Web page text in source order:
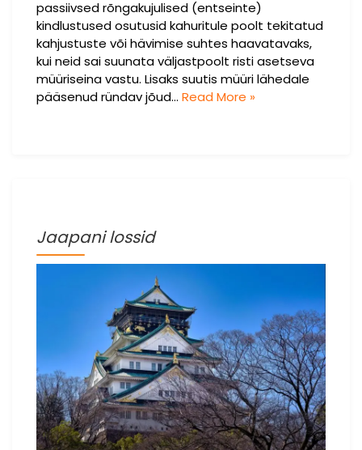
passiivsed rõngakujulised (entseinte)
kindlustused osutusid kahuritule poolt tekitatud
kahjustuste või hävimise suhtes haavatavaks,
kui neid sai suunata väljastpoolt risti asetseva
müüriseina vastu. Lisaks suutis müüri lähedale
pääsenud ründav jõud… Read More »
Jaapani lossid